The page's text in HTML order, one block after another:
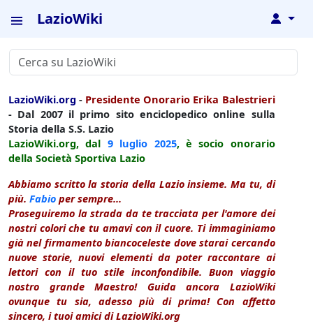
LazioWiki ↓
LazioWiki.org - Presidente Onorario Erika Balestrieri
- Dal 2007 il primo sito enciclopedico online sulla
Storia della S.S. Lazio
LazioWiki.org, dal 9 luglio 2025, è socio onorario
della Società Sportiva Lazio
Abbiamo scritto la storia della Lazio insieme. Ma tu, di
più. Fabio per sempre...
Proseguiremo la strada da te tracciata per l'amore dei
nostri colori che tu amavi con il cuore. Ti immaginiamo
già nel firmamento biancoceleste dove starai cercando
nuove storie, nuovi elementi da poter raccontare ai
lettori con il tuo stile inconfondibile. Buon viaggio
nostro grande Maestro! Guida ancora LazioWiki
ovunque tu sia, adesso più di prima! Con affetto
sincero, i tuoi amici di LazioWiki.org